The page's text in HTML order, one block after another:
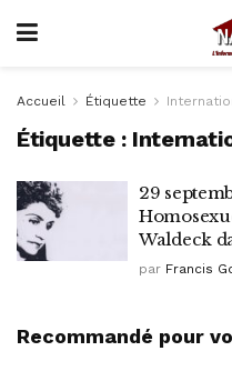
Accueil Étiquette
Étiquette :
29
Waldeck
par Francis
Recommandé pour